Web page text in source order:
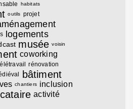
habitats
outils projet
logements
musée voisin
coworking
rénovation
bâtiment
chantiers inclusion
activité